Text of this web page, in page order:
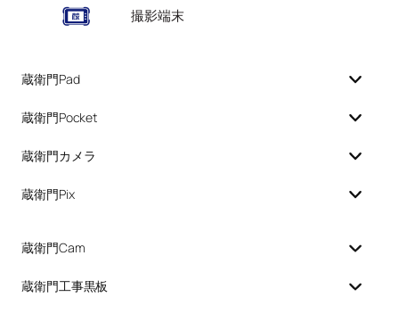
撮影端末
蔵衛門Pad
蔵衛門Pocket
蔵衛門カメラ
蔵衛門Pix
蔵衛門Cam
蔵衛門工事黒板